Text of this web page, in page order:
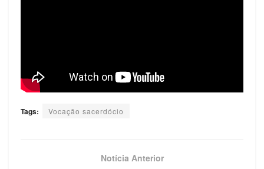
Tags: Vocação sacerdócio
Notícia Anterior